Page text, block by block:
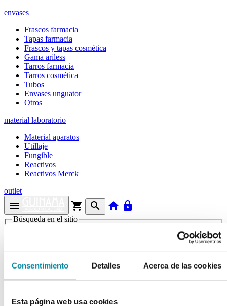
Consentimiento Detalles Acerca de las cookies
Esta página web usa cookies
envases
Frascos farmacia
Tapas farmacia
Frascos y tapas cosmética
Gama ariless
Tarros farmacia
Tarros cosmética
Tubos
Envases unguator
Otros
material laboratorio
Material aparatos
Utillaje
Fungible
Reactivos
Reactivos Merck
outlet
menu shopping_cart search home lock
Búsqueda en el sitio
Inicio >>
EJE 15-100ml
arrow_back